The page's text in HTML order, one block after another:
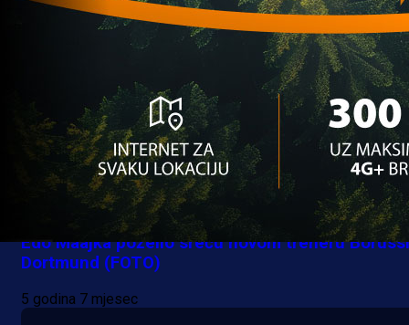
Edo Maajka poželio sreću novom treneru
Dortmund (FOTO)
5 godina 7 mjesec